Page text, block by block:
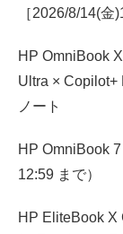
［2026/8/14(金
HP OmniBook
Ultra × Copilot+
ノート
HP OmniBook
12:59 まで）
HP EliteBook X